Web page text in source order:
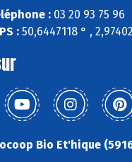
: 03 20 93 75 96
:50,6447118 ° ,
Bio Et'hique